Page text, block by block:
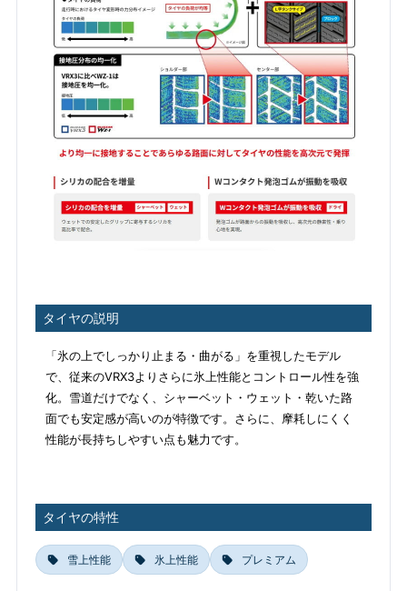
タイヤの説明
「氷の上でしっかり止まる・曲がる」を重視したモデル
で、従来のVRX3よりさらに氷上性能とコントロール性を強
化。雪道だけでなく、シャーベット・ウェット・乾いた路
面でも安定感が高いのが特徴です。さらに、摩耗しにくく
性能が長持ちしやすい点も魅力です。
タイヤの特性
雪上性能 氷上性能 プレミアム